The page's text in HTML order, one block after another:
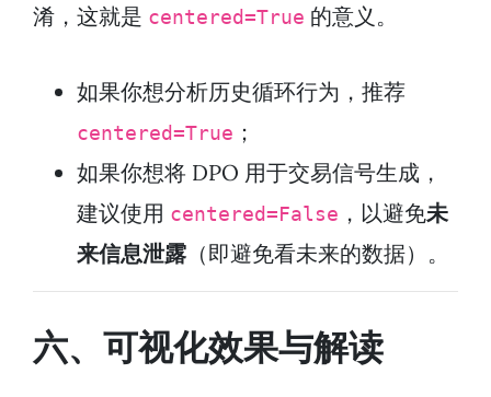
淆，这就是 centered=True 的意义。
如果你想分析历史循环行为，推荐
centered=True ；
如果你想将 DPO 用于交易信号生成，
建议使用 centered=False ，以避免未
来信息泄露 （即避免看未来的数据）。
六、可视化效果与解读